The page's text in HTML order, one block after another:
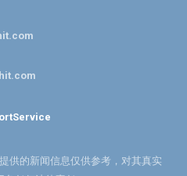
提供的新闻信息仅供参考，对其真实